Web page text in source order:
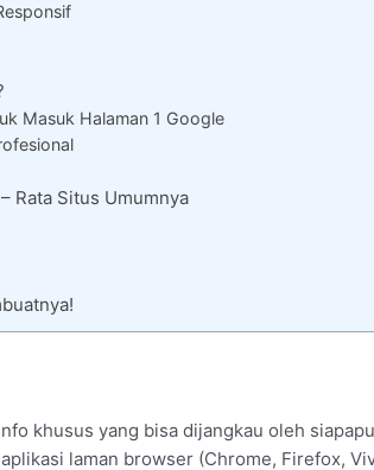
Masuk Halaman 1 Google
Rata Situs Umumnya
khusus yang bisa dijangkau oleh
laman browser (Chrome, Firefox,